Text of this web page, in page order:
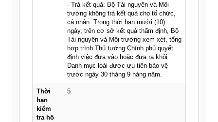
- Trả kết quả: Bộ Tài nguyên và Môi
trường không trả kết quả cho tổ chức,
cá nhân. Trong thời hạn mười (10)
ngày, trên cơ sở kết quả thẩm định, Bộ
Tài nguyên và Môi trường xem xét, tổng
hợp trình Thủ tướng Chính phủ quyết
định việc đưa vào hoặc đưa ra khỏi
Danh mục loài được ưu tiên bảo vệ
trước ngày 30 tháng 9 hàng năm.
Thời
hạn
kiểm
tra hồ
5